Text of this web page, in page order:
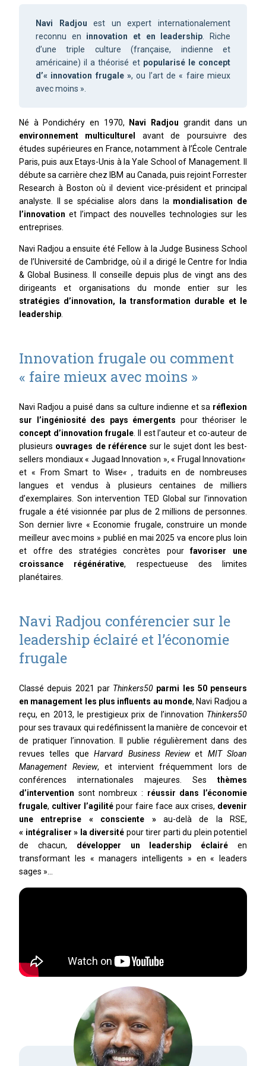
UN MONDE EN TRANSFORMATION
Navi Radjou est un expert internationalement
reconnu en innovation et en leadership . Riche
d’une triple culture (française, indienne et
américaine) il a théorisé et popularisé le concept
d’« innovation frugale », ou l’art de « faire mieux
avec moins ».
Né à Pondichéry en 1970, Navi Radjou grandit dans un
environnement multiculturel
avant de poursuivre des
études supérieures en France, notamment à l’École Centrale
Paris, puis aux Etays-Unis à la Yale School of Management. Il
débute sa carrière chez IBM au Canada, puis rejoint Forrester
Research à Boston où il devient vice-président et principal
analyste. Il se spécialise alors dans la mondialisation de
l’innovation et l’impact des nouvelles technologies sur les
entreprises.
Navi Radjou a ensuite été Fellow à la Judge Business School
de l’Université de Cambridge, où il a dirigé le Centre for India
& Global Business . Il conseille depuis plus de vingt ans des
dirigeants et organisations du monde entier sur les
stratégies d’innovation, la transformation durable et le
leadership
Innovation frugale ou comment
« faire mieux avec moins »
Navi Radjou a puisé dans sa culture indienne et sa réflexion
sur l’ingéniosité des pays émergents pour théoriser le
concept d’innovation frugale. Il est l’auteur et co-auteur de
plusieurs ouvrages de référence sur le sujet dont les best-
sellers mondiaux « Jugaad Innovation », « Frugal Innovation«
et « From Smart to Wise« , traduits en de nombreuses
langues et vendus à plusieurs centaines de milliers
d’exemplaires . Son intervention TED Global sur l’innovation
frugale a été visionnée par plus de 2 millions de personnes.
Son dernier livre « Economie frugale, construire un monde
meilleur avec moins » publié en mai 2025 va encore plus loin
et offre des stratégies concrètes pourfavoriser une
croissance régénérative, respectueuse des limites
planétaires.
Navi Radjou conférencier sur le
leadership éclairé et l’économie
frugale
Classé depuis 2021 par Thinkers50 parmi les 50 penseurs
en management les plus influents au monde, Navi Radjou a
reçu, en 2013, le prestigieux prix de l’innovation Thinkers50
pour ses travaux qui redéfinissent la manière de concevoir et
de pratiquer l’innovation . Il publie régulièrement dans des
revues telles queHarvard Business Reviewet MIT Sloan
Management Review, et intervient fréquemment lors de
conférences internationales majeures. Ses thèmes
d’intervention sont nombreux : réussir dans l’économie
frugale, cultiver l’agilité pour faire face aux crises, devenir
une entreprise « consciente »au-delà de la RSE,
« intégraliser » la diversité pour tirer parti du plein potentiel
de chacun, développer un leadership éclairéen
transformant les « managers intelligents » en « leaders
sages »…